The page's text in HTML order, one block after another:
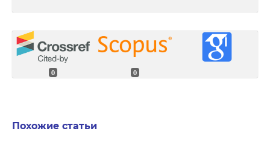
0 0
Похожие статьи